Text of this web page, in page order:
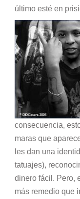
último esté en
consecuencia,
maras que
les dan una
tatuajes),
dinero fácil. Pero,
más remedio que